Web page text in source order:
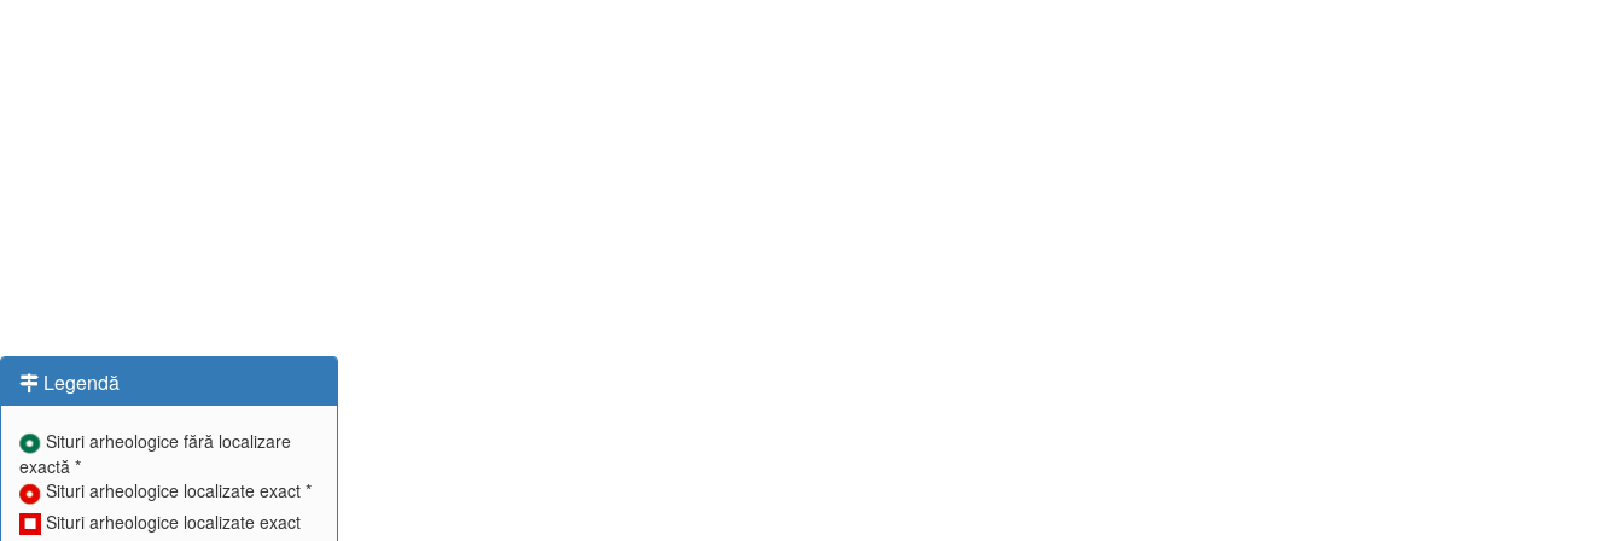
Legendă
Situri arheologice fără localizare
exactă *
Situri arheologice localizate exact *
Situri arheologice localizate exact